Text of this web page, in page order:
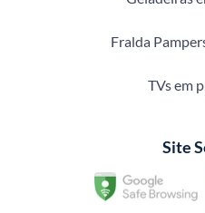
Fralda
TVs em
Site